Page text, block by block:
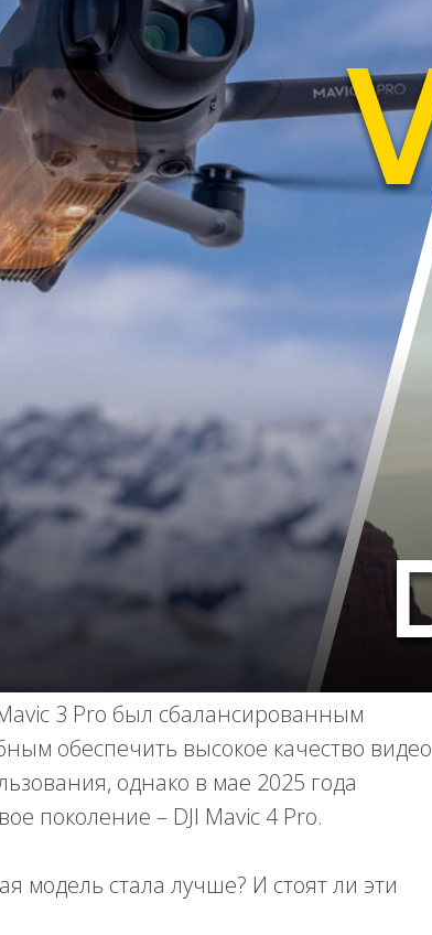
3 Pro был сбалансированным
обеспечить высокое качество видео
однако в мае 2025 года
поколение – DJI Mavic 4 Pro.
модель стала лучше? И стоят ли эти